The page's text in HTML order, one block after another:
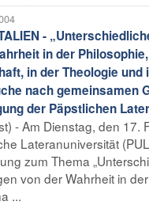
-
in der
in der Theologie und
nach gemeinsamen
der Päpstlichen
- Am Dienstag, den 17.
Lateranuniversität
zum Thema
von der Wahrheit in
...